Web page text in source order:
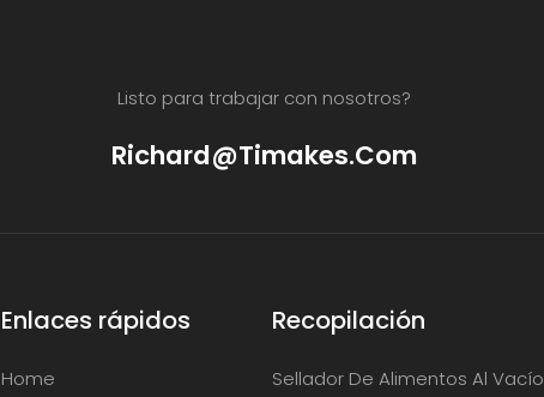
Listo para trabajar con nosotros?
Richard@timakes.com
Enlaces rápidos
Home
Recopilación
Sellador De Alimentos Al Vacío